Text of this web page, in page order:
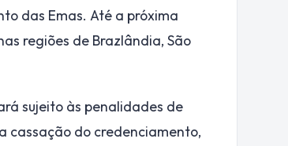
das Emas. Até a próxima
regiões de Brazlândia, São
sujeito às penalidades de
cassação do credenciamento,